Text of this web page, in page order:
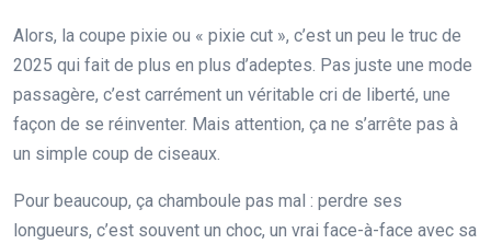
Alors, la coupe pixie ou « pixie cut », c’est un peu le truc de
2025 qui fait de plus en plus d’adeptes. Pas juste une mode
passagère, c’est carrément un véritable cri de liberté, une
façon de se réinventer. Mais attention, ça ne s’arrête pas à
un simple coup de ciseaux.
Pour beaucoup, ça chamboule pas mal : perdre ses
longueurs, c’est souvent un choc, un vrai face-à-face avec sa